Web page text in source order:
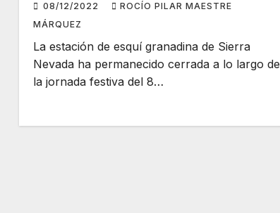
08/12/2022
ROCÍO PILAR MAESTRE
MÁRQUEZ
La estación de esquí granadina de Sierra
Nevada ha permanecido cerrada a lo largo de
la jornada festiva del 8…